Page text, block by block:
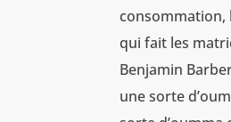
consommation,
qui fait les
Benjamin
une sorte